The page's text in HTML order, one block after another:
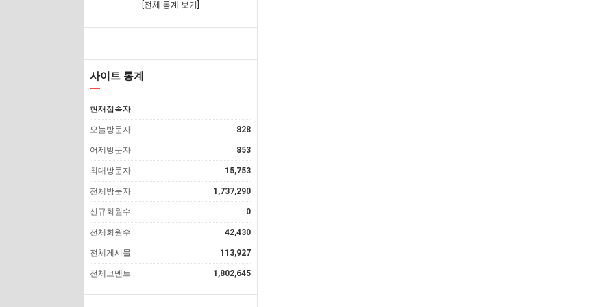
[전체 통계 보기]
사이트 통계
현재접속자 :
오늘방문자 : 828
어제방문자 : 853
최대방문자 : 15,753
전체방문자 : 1,737,290
신규회원수 : 0
전체회원수 : 42,430
전체게시물 : 113,927
전체코멘트 : 1,802,645